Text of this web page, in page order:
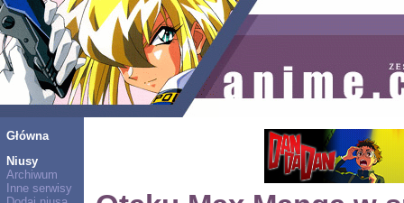
Główna
Niusy
Archiwum
Inne serwisy